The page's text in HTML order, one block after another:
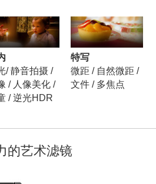
/ 静音拍摄 /
/ 人像美化 /
/ 逆光HDR
特写
微距 / 自然微距 /
文件 / 多焦点
的艺术滤镜